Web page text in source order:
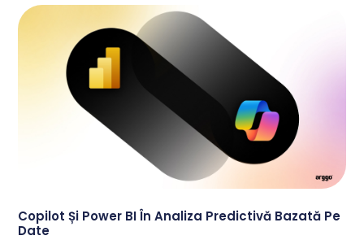
Copilot Și Power BI În Analiza Predictivă Bazată Pe
Date